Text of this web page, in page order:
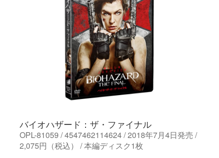
バイオハザード：ザ・ファイナル
OPL-81059 / 4547462114624 / 2018年7月4日発売 /
2,075円（税込） / 本編ディスク1枚